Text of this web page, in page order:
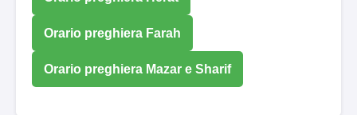
Orario preghiera Farah
Orario preghiera Mazar e Sharif